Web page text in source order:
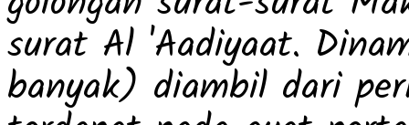
surat Al 'Aadiyaat.
banyak) diambil dari